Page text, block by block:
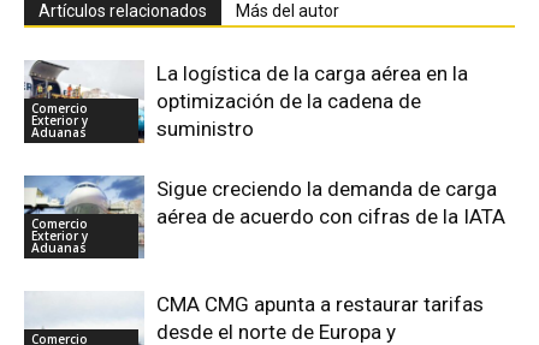
Artículos relacionados Más del autor
Comercio
Exterior y
Aduanas
La logística de la carga aérea en la
optimización de la cadena de
suministro
Comercio
Exterior y
Aduanas
Sigue creciendo la demanda de carga
aérea de acuerdo con cifras de la IATA
Comercio
CMA CMG apunta a restaurar tarifas
desde el norte de Europa y